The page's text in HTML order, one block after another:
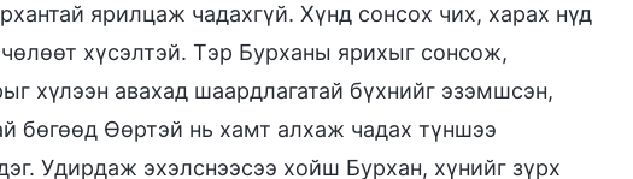
ярилцаж чадахгүй. Хүнд сонсох чих, харах нүд
хүсэлтэй. Тэр Бурханы ярихыг сонсож,
хүлээн авахад шаардлагатай бүхнийг эзэмшсэн,
бөгөөд Өөртэй нь хамт алхаж чадах түншээ
Удирдаж эхэлснээсээ хойш Бурхан, хүнийг зүрх